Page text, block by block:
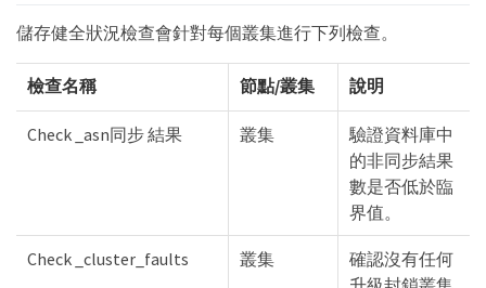
儲存健全狀況檢查會針對每個叢集進行下列檢查。
檢查名稱 節點/叢集 說明
Check _asn同步 結果 叢集
驗證資料庫中
的非同步結果
數是否低於臨
界值。
Check _cluster_faults 叢集
確認沒有任何